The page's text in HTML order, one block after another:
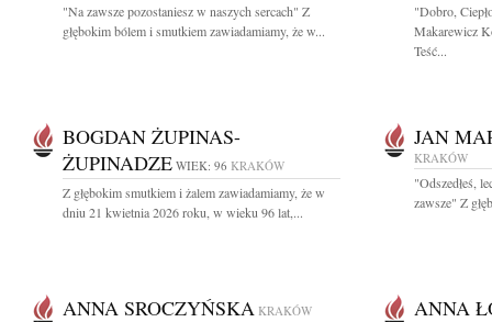
"Na zawsze pozostaniesz w naszych sercach" Z
głębokim bólem i smutkiem zawiadamiamy, że w...
"Dobro,
Makarewicz
Teść...
BOGDAN ŻUPINAS-
ŻUPINADZE WIEK: 96 KRAKÓW
Z głębokim smutkiem i żalem zawiadamiamy, że w
dniu 21 kwietnia 2026 roku, w wieku 96 lat,...
JAN
KRAKÓW
"Odszedłeś,
zawsze" Z
ANNA SROCZYŃSKA KRAKÓW ANNA